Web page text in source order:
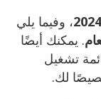
، وفيما يلي
. يمكنك أيضًا
تشغيل
لك.